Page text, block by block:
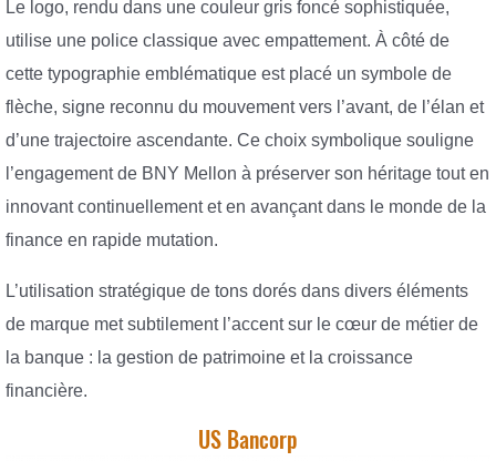
Le logo, rendu dans une couleur gris foncé sophistiquée,
utilise une police classique avec empattement. À côté de
cette typographie emblématique est placé un symbole de
flèche, signe reconnu du mouvement vers l’avant, de l’élan et
d’une trajectoire ascendante. Ce choix symbolique souligne
l’engagement de BNY Mellon à préserver son héritage tout en
innovant continuellement et en avançant dans le monde de la
finance en rapide mutation.
L’utilisation stratégique de tons dorés dans divers éléments
de marque met subtilement l’accent sur le cœur de métier de
la banque : la gestion de patrimoine et la croissance
financière.
US Bancorp